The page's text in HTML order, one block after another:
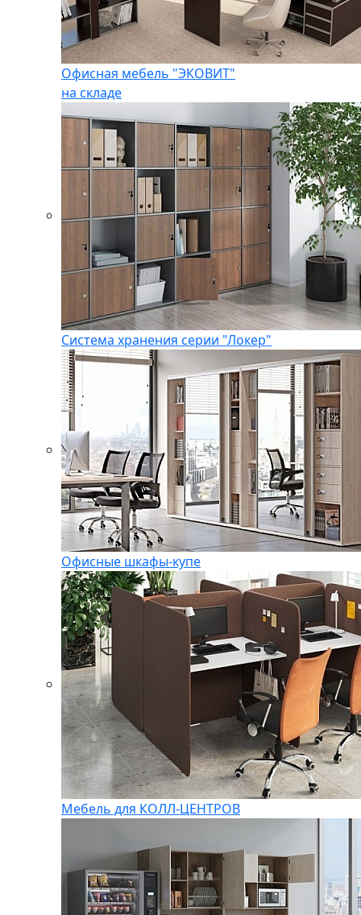
Офисная мебель "ЭКОВИТ"
на складе
Система хранения серии "Локер"
Офисные шкафы-купе
Мебель для КОЛЛ-ЦЕНТРОВ